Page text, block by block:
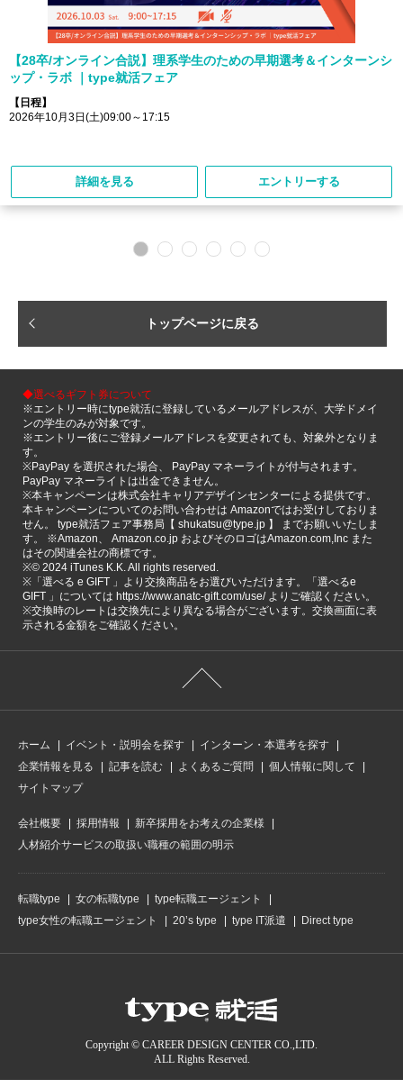
【28卒/オンライン合説】理系学生のための早期選考＆インターンシ
ップ・ラボ ｜type就活フェア
【日程】
2026年10月3日(土)09:00～17:15
詳細を見る エントリーする
トップページに戻る
◆選べるギフト券について
※エントリー時にtype就活に登録しているメールアドレスが、大学ドメイ
ンの学生のみが対象です。
※エントリー後にご登録メールアドレスを変更されても、対象外となりま
す。
※PayPay を選択された場合、 PayPay マネーライトが付与されます。
PayPay マネーライトは出金できません。
※本キャンペーンは株式会社キャリアデザインセンターによる提供です。
本キャンペーンについてのお問い合わせは Amazonではお受けしておりま
せん。 type就活フェア事務局【 shukatsu@type.jp 】 までお願いいたしま
す。 ※Amazon、 Amazon.co.jp およびそのロゴはAmazon.com,Inc また
はその関連会社の商標です。
※©️ 2024 iTunes K.K. All rights reserved.
※「選べる e GIFT 」より交換商品をお選びいただけます。「選べるe
GIFT 」については https://www.anatc-gift.com/use/ よりご確認ください。
※交換時のレートは交換先により異なる場合がございます。交換画面に表
示される金額をご確認ください。
ホーム イベント・説明会を探す
インターン・本選考を探す
企業情報を見る
記事を読む よくあるご質問
個人情報に関して
サイトマップ
会社概要 採用情報
新卒採用をお考えの企業様
人材紹介サービスの取扱い職種の範囲の明示
転職type 女の転職type
type転職エージェント
type女性の転職エージェント
20’s type type IT派遣 Direct type
Copyright © CAREER DESIGN CENTER CO.,LTD.
ALL Rights Reserved.